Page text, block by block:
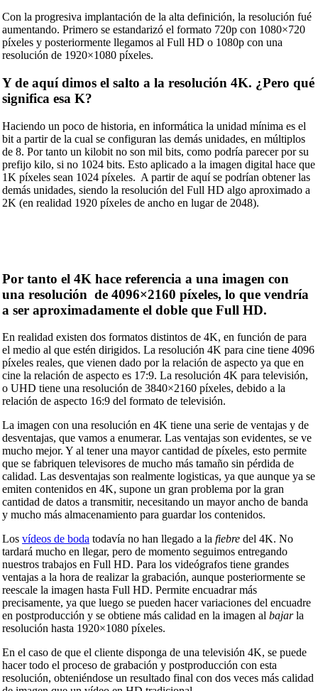
Con la progresiva implantación de la alta definición, la resolución fué
aumentando. Primero se estandarizó el formato 720p con 1080×720
píxeles y posteriormente llegamos al Full HD o 1080p con una
resolución de 1920×1080 píxeles.
Y de aquí dimos el salto a la resolución 4K. ¿Pero qué
significa esa K?
Haciendo un poco de historia, en informática la unidad mínima es el
bit a partir de la cual se configuran las demás unidades, en múltiplos
de 8. Por tanto un kilobit no son mil bits, como podría parecer por su
prefijo kilo, si no 1024 bits. Esto aplicado a la imagen digital hace que
1K píxeles sean 1024 píxeles. A partir de aquí se podrían obtener las
demás unidades, siendo la resolución del Full HD algo aproximado a
2K (en realidad 1920 píxeles de ancho en lugar de 2048).
Por tanto el 4K hace referencia a una imagen con
una resolución de 4096×2160 píxeles, lo que vendría
a ser aproximadamente el doble que Full HD.
En realidad existen dos formatos distintos de 4K, en función de para
el medio al que estén dirigidos. La resolución 4K para cine tiene 4096
píxeles reales, que vienen dado por la relación de aspecto ya que en
cine la relación de aspecto es 17:9. La resolución 4K para televisión,
o UHD tiene una resolución de 3840×2160 píxeles, debido a la
relación de aspecto 16:9 del formato de televisión.
La imagen con una resolución en 4K tiene una serie de ventajas y de
desventajas, que vamos a enumerar. Las ventajas son evidentes, se ve
mucho mejor. Y al tener una mayor cantidad de píxeles, esto permite
que se fabriquen televisores de mucho más tamaño sin pérdida de
calidad. Las desventajas son realmente logisticas, ya que aunque ya se
emiten contenidos en 4K, supone un gran problema por la gran
cantidad de datos a transmitir, necesitando un mayor ancho de banda
y mucho más almacenamiento para guardar los contenidos.
Los vídeos de boda todavía no han llegado a la fiebre del 4K. No
tardará mucho en llegar, pero de momento seguimos entregando
nuestros trabajos en Full HD. Para los videógrafos tiene grandes
ventajas a la hora de realizar la grabación, aunque posteriormente se
reescale la imagen hasta Full HD. Permite encuadrar más
precisamente, ya que luego se pueden hacer variaciones del encuadre
en postproducción y se obtiene más calidad en la imagen al bajarla
resolución hasta 1920×1080 píxeles.
En el caso de que el cliente disponga de una televisión 4K, se puede
hacer todo el proceso de grabación y postproducción con esta
resolución, obteniéndose un resultado final con dos veces más calidad